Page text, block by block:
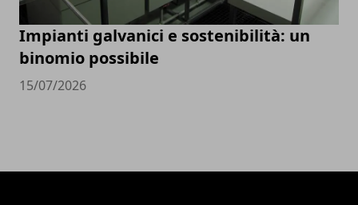
Impianti galvanici e sostenibilità: un
binomio possibile
15/07/2026